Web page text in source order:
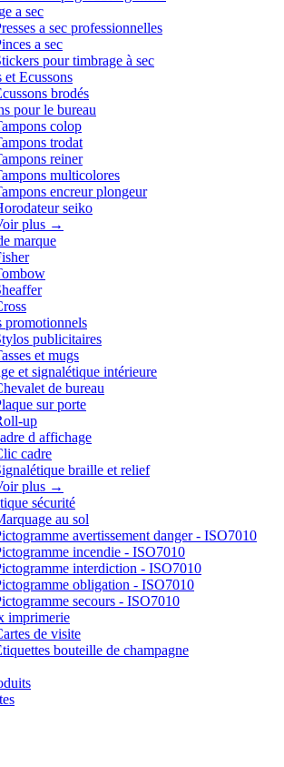
a sec
a sec professionnelles
a sec
pour timbrage à sec
et Ecussons
brodés
pour le bureau
colop
trodat
reiner
multicolores
encreur plongeur
seiko
plus →
marque
promotionnels
publicitaires
et mugs
et signalétique intérieure
de bureau
sur porte
up
d affichage
cadre
braille et relief
plus →
sécurité
au sol
avertissement danger - ISO7010
incendie - ISO7010
interdiction - ISO7010
obligation - ISO7010
secours - ISO7010
imprimerie
de visite
bouteille de champagne